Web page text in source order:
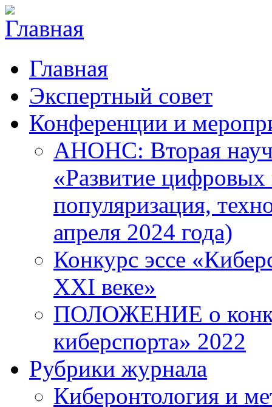
Главная
Экспертный совет
Конференции и
АНОНС: Вторая
«Развитие цифровых
популяризация,
апреля 2024 года)
Конкурс эссе
XXI веке»
ПОЛОЖЕНИЕ о
киберспорта» 2022
Рубрики журнала
Киберонтология и